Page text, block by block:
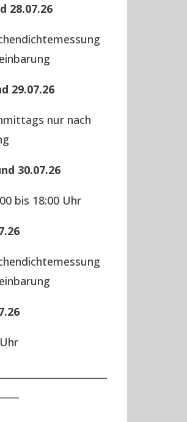
28.07.26
29.07.26
nur nach
30.07.26
bis 18:00 Uhr